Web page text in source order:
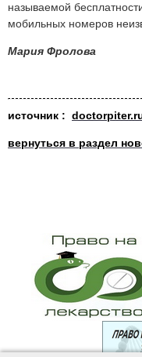
называемой
мобильных номеров
Мария Фролова
источник :
вернуться в раздел